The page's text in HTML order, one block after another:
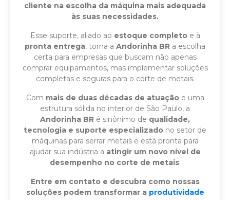
cliente na escolha da máquina mais adequada
às suas necessidades.
Esse suporte, aliado ao estoque completo e à
pronta entrega, torna a Andorinha BR a escolha
certa para empresas que buscam não apenas
comprar equipamentos, mas implementar soluções
completas e seguras para o corte de metais.
Com mais de duas décadas de atuação e uma
estrutura sólida no interior de São Paulo, a
Andorinha BR é sinônimo de qualidade,
tecnologia e suporte especializado no setor de
máquinas para serrar metais e está pronta para
ajudar sua indústria a atingir um novo nível de
desempenho no corte de metais.
Entre em contato e descubra como nossas
soluções podem transformar a produtividade